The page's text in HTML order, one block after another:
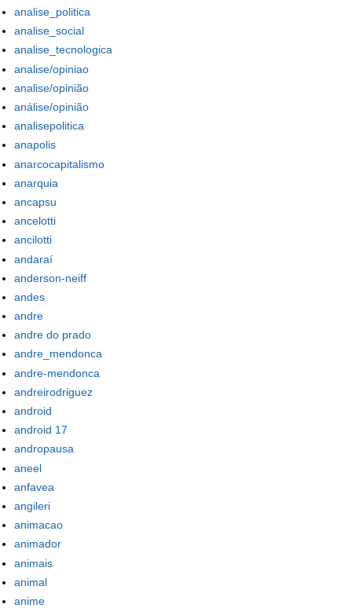
analise_politica
analise_social
analise_tecnologica
analise/opiniao
analise/opinião
análise/opinião
analisepolitica
anapolis
anarcocapitalismo
anarquia
ancapsu
ancelotti
ancilotti
andaraí
anderson-neiff
andes
andre
andre do prado
andre_mendonca
andre-mendonca
andreirodriguez
android
android 17
andropausa
aneel
anfavea
angileri
animacao
animador
animais
animal
anime